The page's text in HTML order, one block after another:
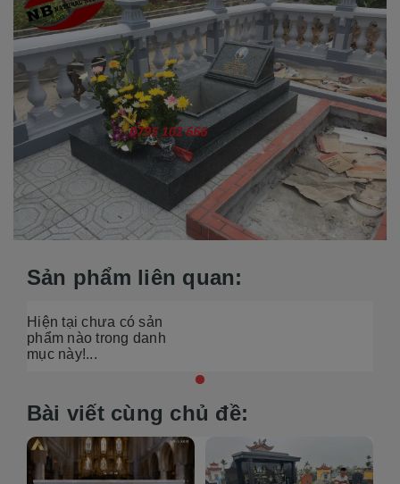
Sản phẩm liên quan:
Hiện tại chưa có sản
phẩm nào trong danh
mục này!...
Bài viết cùng chủ đề: